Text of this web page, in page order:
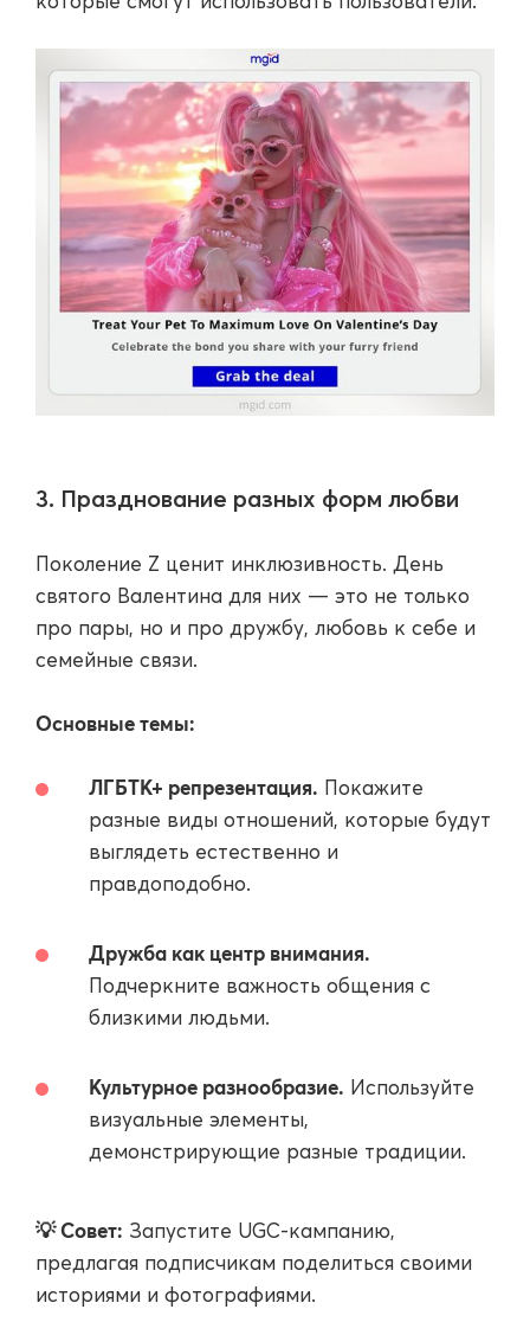
3. Празднование разных форм любви
Поколение Z ценит инклюзивность. День
святого Валентина для них — это не только
про пары, но и про дружбу, любовь к себе и
семейные связи.
Основные темы:
ЛГБТК+ репрезентация. Покажите
разные виды отношений, которые будут
выглядеть естественно и
правдоподобно.
Дружба как центр внимания.
Подчеркните важность общения с
близкими людьми.
Культурное разнообразие. Используйте
визуальные элементы,
демонстрирующие разные традиции.
💡 Совет: Запустите UGC-кампанию,
предлагая подписчикам поделиться своими
историями и фотографиями.